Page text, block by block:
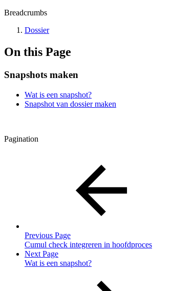
Breadcrumbs
Dossier
On this Page
Snapshots maken
Wat is een snapshot?
Snapshot van dossier maken
Pagination
Previous Page
Cumul check integreren in hoofdproces
Next Page
Wat is een snapshot?